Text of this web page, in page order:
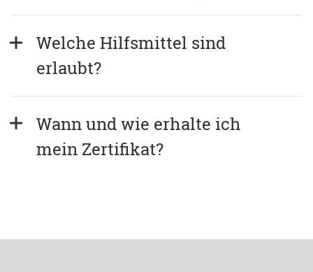
Welche Hilfsmittel sind
erlaubt?
Wann und wie erhalte ich
mein Zertifikat?